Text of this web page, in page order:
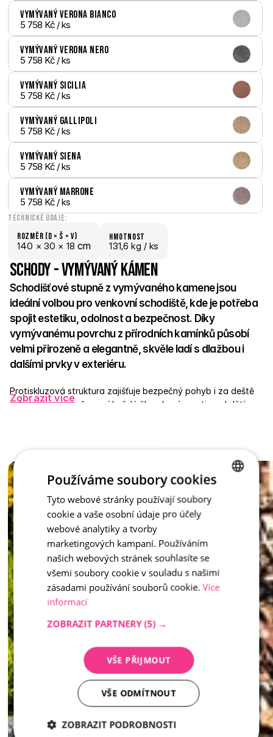
Vymývaný Verona bianco
5 758 Kč / ks
Vymývaný Verona nero
5 758 Kč / ks
Vymývaný Sicilia
5 758 Kč / ks
Vymývaný Gallipoli
5 758 Kč / ks
Vymývaný Siena
5 758 Kč / ks
Vymývaný Marrone
5 758 Kč / ks
Technické údaje:
Rozměr (D × š × V)
140 × 30 × 18 cm
hmotnost
131,6 kg / ks
Schody - Vymývaný kámen
Schodišťové stupně z vymývaného kamene jsou
ideální volbou pro venkovní schodiště, kde je potřeba
spojit estetiku, odolnost a bezpečnost. Díky
vymývanému povrchu z přírodních kamínků působí
velmi přirozeně a elegantně, skvěle ladí s dlažbou i
dalšími prvky v exteriéru.
Protiskluzová struktura zajišťuje bezpečný pohyb i za deště
nebo v mrazu, což ocení každý člen domácnosti – od dětí po
Vymývaný schod není jen praktickým prvkem – je to stylový
doplněk, který dotváří celkový ráz vašeho venkovního
prostoru.
Zobrazit více
inspirace - Vymývaný kámen
CZECH
Používáme soubory cookies
Tyto webové stránky používají soubory
cookie a vaše osobní údaje pro účely
webové analytiky a tvorby
marketingových kampaní. Používáním
našich webových stránek souhlasíte se
všemi soubory cookie v souladu s našimi
zásadami používání souborů cookie. Více
informací
ZOBRAZIT PARTNERY (5) →
VŠE PŘIJMOUT
VŠE ODMÍTNOUT
ZOBRAZIT PODROBNOSTI